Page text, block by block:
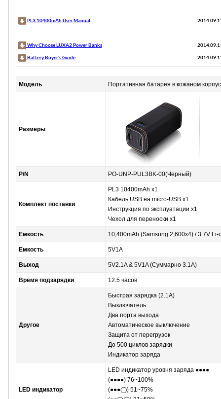
PL3 10400mAh User Manual
Why Choose LUXA2 Power Banks
Battery Buyer's Guide
Модель Портативная батарея в кожаном
Размеры
P/N PO-UNP-PUL3BK-00(Черный)
Комплект поставки
PL3 10400mAh x1
Кабель USB на micro-USB x1
Инструкция по эксплуатации x1
Чехол для переноски x1
Емкость 10,400mAh (Samsung 2,600x4) / 3.7V Li-
Емкость 5V1A
Выход 5V2.1A & 5V1A (Суммарно 3.1A)
Время подзарядки 12.5 часов
Другое
Быстрая зарядка (2.1A)
Выключатель
Два порта выхода
Автоматическое выключение
Защита от перегрузок
До 500 циклов зарядки
Индикатор заряда
LED индикатор
LED индикатор уровня заряда ●●●●
(●●●●) 76~100%
(●●●◯) 51~75%